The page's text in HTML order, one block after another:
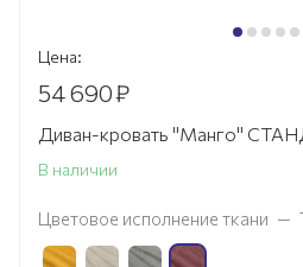
Цена:
54 690₽
Диван-кровать "Манго"
В наличии
Цветовое исполнение ткани —